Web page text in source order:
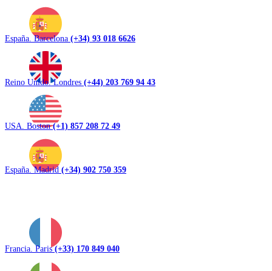
España. Barcelona (+34) 93 018 6626
Reino Unido. Londres (+44) 203 769 94 43
USA. Boston(+1) 857 208 72 49
España. Madrid (+34) 902 750 359
Francia. Paris(+33) 170 849 040